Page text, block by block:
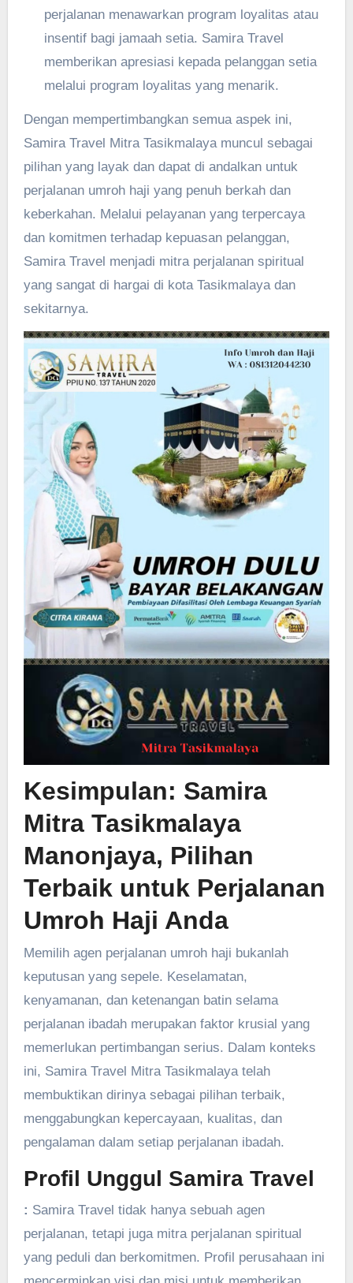
perjalanan menawarkan program loyalitas atau
insentif bagi jamaah setia. Samira Travel
memberikan apresiasi kepada pelanggan setia
melalui program loyalitas yang menarik.
Dengan mempertimbangkan semua aspek ini,
Samira Travel Mitra Tasikmalaya muncul sebagai
pilihan yang layak dan dapat di andalkan untuk
perjalanan umroh haji yang penuh berkah dan
keberkahan. Melalui pelayanan yang terpercaya
dan komitmen terhadap kepuasan pelanggan,
Samira Travel menjadi mitra perjalanan spiritual
yang sangat di hargai di kota Tasikmalaya dan
sekitarnya.
Kesimpulan: Samira
Mitra Tasikmalaya
Manonjaya, Pilihan
Terbaik untuk Perjalanan
Umroh Haji Anda
Memilih agen perjalanan umroh haji bukanlah
keputusan yang sepele. Keselamatan,
kenyamanan, dan ketenangan batin selama
perjalanan ibadah merupakan faktor krusial yang
memerlukan pertimbangan serius. Dalam konteks
ini, Samira Travel Mitra Tasikmalaya telah
membuktikan dirinya sebagai pilihan terbaik,
menggabungkan kepercayaan, kualitas, dan
pengalaman dalam setiap perjalanan ibadah.
Profil Unggul Samira Travel
: Samira Travel tidak hanya sebuah agen
perjalanan, tetapi juga mitra perjalanan spiritual
yang peduli dan berkomitmen. Profil perusahaan ini